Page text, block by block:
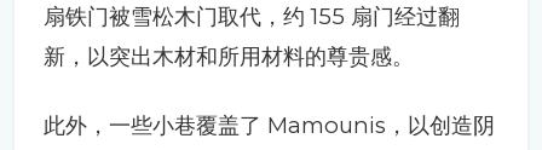
扇铁门被雪松木门取代，约 155 扇门经过翻
新，以突出木材和所用材料的尊贵感。
此外，一些小巷覆盖了 Mamounis，以创造阴